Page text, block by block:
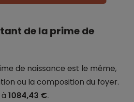
de la prime de
de naissance est le même,
ou la composition du foyer.
1084,43 €.